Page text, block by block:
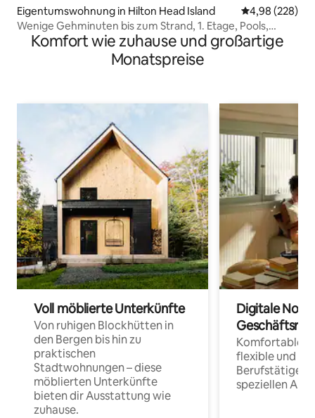
Eigentumswohnung in Hilton Head Island
4,98 (228)
Wenige Gehminuten bis zum Strand, 1. Etage, Pools,
Whirlpool, Basketball
Komfort wie zuhause und großartige
Monatspreise
Voll möblierte Unterkünfte
Von ruhigen Blockhütten in
den Bergen bis hin zu
praktischen
Stadtwohnungen – diese
möblierten Unterkünfte
bieten dir Ausstattung wie
zuhause.
Digitale
Komfortable
flexible und
Berufstätige
speziellen